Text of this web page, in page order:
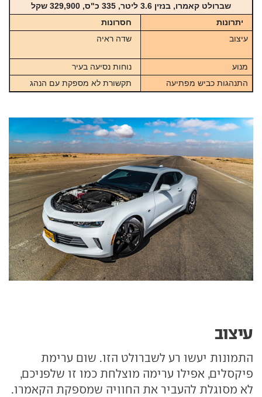
שברולט קאמרו, בנזין 3.6 ליטר, 335 כ"ס, 329,900 שקל
יתרונות
חסרונות
עיצוב
שדה ראיה
מנוע
נוחות נסיעה בעיר
התנהגות כביש מפתיעה
תקשורת לא מספקת עם הנהג
עיצוב
התמונות יעשו רע לשברולט הזו. שום ערימת
פיקסלים, אפילו ערימה מוצלחת כמו זו שלפניכם,
לא מסוגלת להעביר את החוויה שמספקת הקאמרו.